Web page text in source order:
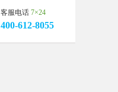
客服电话 7×24
400-612-8055